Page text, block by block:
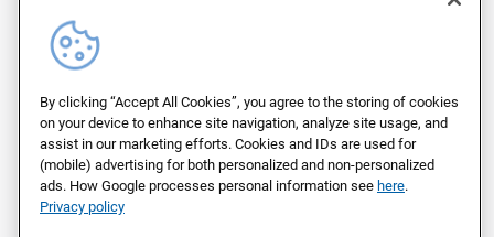
Impressum
Datenschutz
By clicking “Accept All Cookies”, you agree to the storing of cookies
on your device to enhance site navigation, analyze site usage, and
assist in our marketing efforts. Cookies and IDs are used for
(mobile) advertising for both personalized and non-personalized
ads. How Google processes personal information see here.
Privacy policy